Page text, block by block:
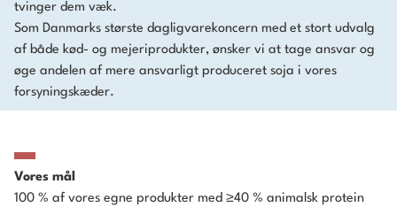
tvinger dem væk.
Som Danmarks største dagligvarekoncern med et stort udvalg
af både kød- og mejeriprodukter, ønsker vi at tage ansvar og
øge andelen af mere ansvarligt produceret soja i vores
forsyningskæder.
Vores mål
100 % af vores egne produkter med ≥40 % animalsk protein